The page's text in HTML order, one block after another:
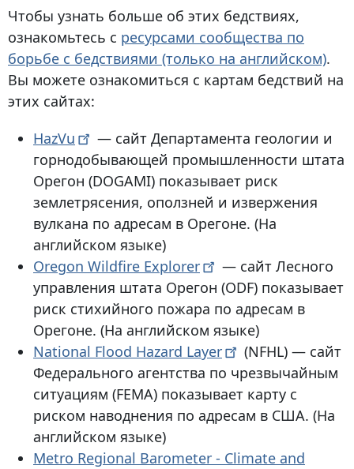
Чтобы узнать больше об этих бедствиях,
ознакомьтесь с ресурсами сообщества по
борьбе с бедствиями (только на английском).
Вы можете ознакомиться с картам бедствий на
этих сайтах:
HazVu
— сайт Департамента геологии и
горнодобывающей промышленности штата
Орегон (DOGAMI) показывает риск
землетрясения, оползней и извержения
вулкана по адресам в Орегоне. (На
английском языке)
Oregon Wildfire Explorer
— сайт Лесного
управления штата Орегон (ODF) показывает
риск стихийного пожара по адресам в
Орегоне. (На английском языке)
National Flood Hazard Layer
(NFHL) — сайт
Федерального агентства по чрезвычайным
ситуациям (FEMA) показывает карту с
риском наводнения по адресам в США. (На
английском языке)
Metro Regional Barometer - Climate and